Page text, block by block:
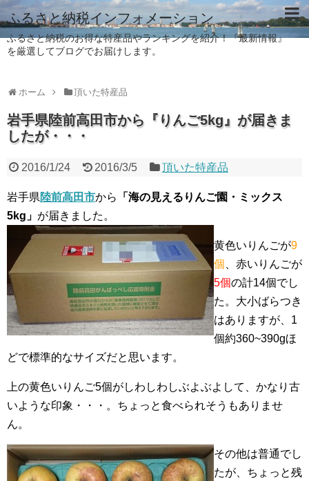
ふるさと納税インフォメーション
ふるさと納税のお得な特産品やランキングを紹介！『最新情報』
を厳選してブログでお届けします。
ホーム 頂いた特産品
岩手県陸前高田市から『りんご5kg』が届きま
したが・・・
2016/1/24 2016/3/5 頂いた特産品
岩手県陸前高田市から
「海の見えるりんご園・ミックス
5kg」 が届きました。
黄色いりんごが9
個 、赤いりんごが
5個の計14個でし
た。大小ばらつき
はありますが、1
個約360~390gほ
どで標準的なサイズだと思います。
上の黄色いりんご5個がしわしわしぶよぶよして、かなり古
いような印象・・・。ちょっと食べられそうもありませ
ん。
その他は普通でし
たが、ちょっと残